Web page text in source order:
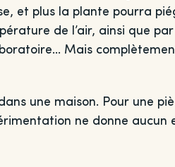
et plus la plante pourra
de l’air, ainsi que
Mais
une maison. Pour une
ne donne aucun